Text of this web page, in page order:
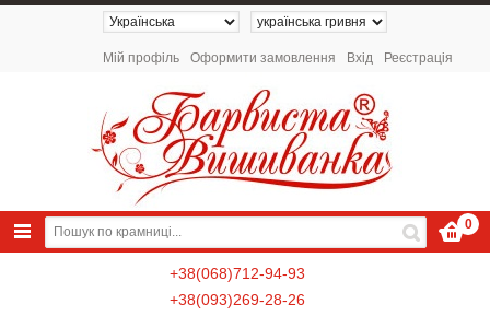
Мій профіль Оформити замовлення Вхід Реєстрація
0
+38(068)712-94-93
+38(093)269-28-26